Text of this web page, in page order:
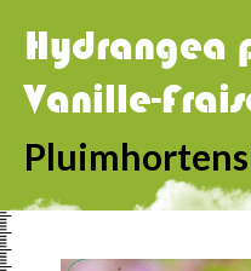
Hydrangea
Vanille-